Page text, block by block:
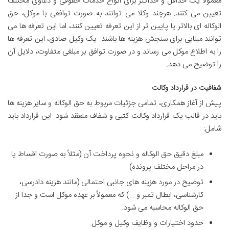
تعیین می کنند. هرچند وکلا می توانند به صورت توافقی با موکل، حق
الوکاله ای بالاتر یا پایین تر از این تعرفه تعیین کنند، اما این تعرفه ها می
توانند مبنایی برای سنجش هزینه ها باشند. یک وکیل صادق، این تعرفه ها
را به اطلاع موکل می رساند و در صورت توافق بر مبلغی متفاوت، دلایل آن
را توضیح می دهد.
شفافیت در قرارداد وکالت
پیش از آغاز همکاری، تمامی جزئیات مربوط به حق الوکاله و سایر هزینه ها
باید در قالب یک قرارداد وکالت کتبی و شفاف منعقد شود. این قرارداد باید
شامل:
مبلغ دقیق حق الوکاله و نحوه پرداخت آن (مثلاً به صورت اقساط یا
در مراحل مختلف پرونده).
توضیح در مورد هزینه های جانبی احتمالی (مانند هزینه دادرسی،
کارشناسی، ابطال تمبر و …) که معمولاً بر عهده موکل است و جدا از
حق الوکاله محاسبه می شود.
حدود اختیارات و وظایف وکیل و موکل.